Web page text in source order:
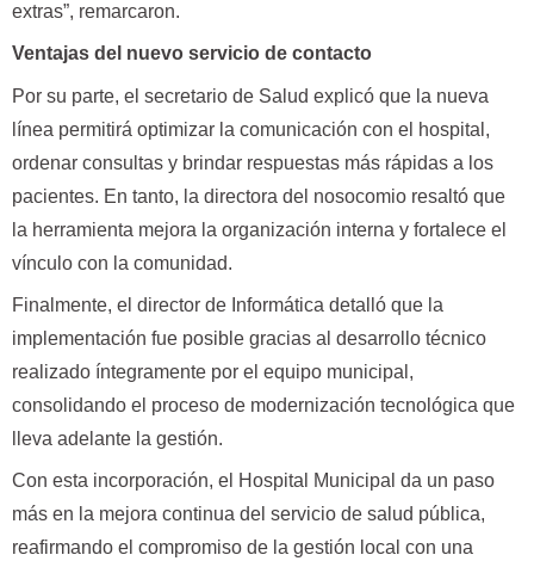
extras”, remarcaron.
Ventajas del nuevo servicio de contacto
Por su parte, el secretario de Salud explicó que la nueva
línea permitirá optimizar la comunicación con el hospital,
ordenar consultas y brindar respuestas más rápidas a los
pacientes. En tanto, la directora del nosocomio resaltó que
la herramienta mejora la organización interna y fortalece el
vínculo con la comunidad.
Finalmente, el director de Informática detalló que la
implementación fue posible gracias al desarrollo técnico
realizado íntegramente por el equipo municipal,
consolidando el proceso de modernización tecnológica que
lleva adelante la gestión.
Con esta incorporación, el Hospital Municipal da un paso
más en la mejora continua del servicio de salud pública,
reafirmando el compromiso de la gestión local con una